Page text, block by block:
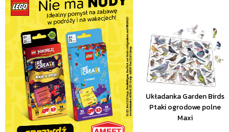
Układanka Garden Birds
Ptaki ogrodowe polne
Maxi